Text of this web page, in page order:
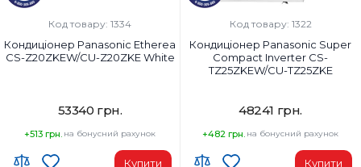
Колір внутрішнього блоку:
Сріблястий
Колір внутрішнього блоку:
Код товару: 1334
Кондиціонер Panasonic Etherea
CS-Z20ZKEW/CU-Z20ZKE White
53340 грн.
+513 грн. на бонусний рахунок
Купити
Код товару: 1322
Кондиціонер Panasonic Super
Compact Inverter CS-
TZ25ZKEW/CU-TZ25ZKE
48241 грн.
+482 грн. на бонусний рахунок
Купити